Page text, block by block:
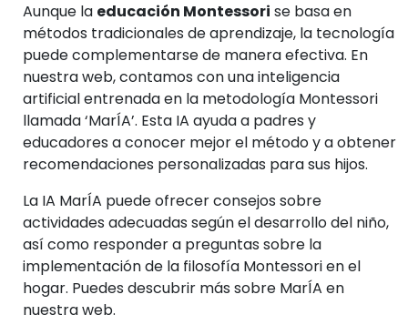
Aunque la educación Montessori se basa en
métodos tradicionales de aprendizaje, la tecnología
puede complementarse de manera efectiva. En
nuestra web, contamos con una inteligencia
artificial entrenada en la metodología Montessori
llamada ‘MarÍA’. Esta IA ayuda a padres y
educadores a conocer mejor el método y a obtener
recomendaciones personalizadas para sus hijos.
La IA MarÍA puede ofrecer consejos sobre
actividades adecuadas según el desarrollo del niño,
así como responder a preguntas sobre la
implementación de la filosofía Montessori en el
hogar. Puedes descubrir más sobre MarÍA en
nuestra web.